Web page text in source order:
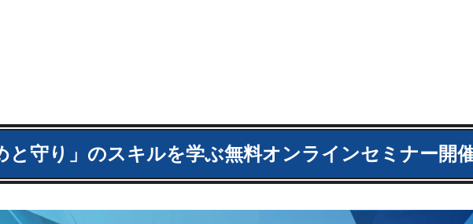
と守り」のスキルを学ぶ無料オンラインセミナー開